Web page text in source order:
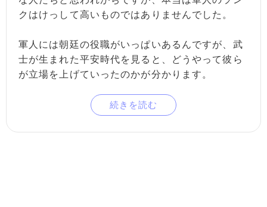
クはけっして高いものではありませんでした。
軍人には朝廷の役職がいっぱいあるんですが、武
士が生まれた平安時代を見ると、どうやって彼ら
が立場を上げていったのかが分かります。
続きを読む